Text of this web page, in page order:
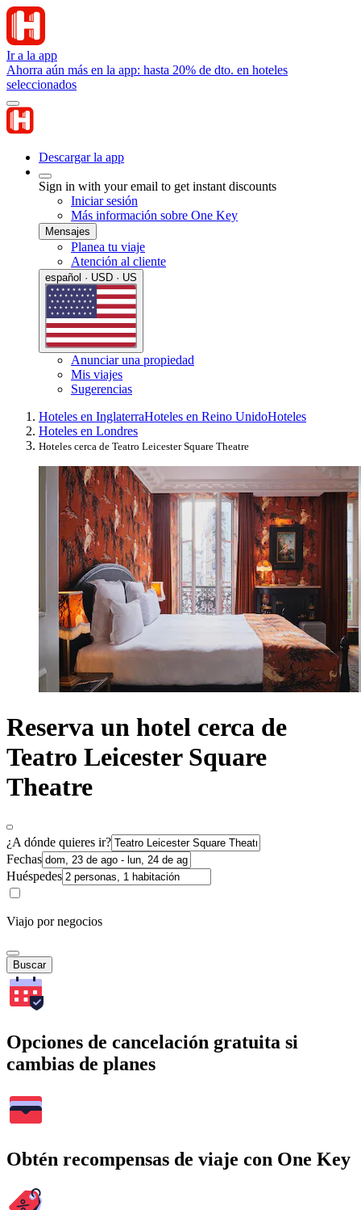
Ir a la app
Ahorra aún más en la app: hasta 20% de dto. en hoteles
seleccionados
Descargar la app
Sign in with your email to get instant discounts
Iniciar sesión
Más información sobre One Key
Mensajes
Planea tu viaje
Atención al cliente
español · USD · US
Anunciar una propiedad
Mis viajes
Sugerencias
Hoteles en InglaterraHoteles en Reino UnidoHoteles
Hoteles en Londres
Hoteles cerca de Teatro Leicester Square Theatre
Reserva un hotel cerca de
Teatro Leicester Square
Theatre
¿A dónde quieres ir?
Fechas
Huéspedes
Viajo por negocios
Buscar
Opciones de cancelación gratuita si
cambias de planes
Obtén recompensas de viaje con One Key